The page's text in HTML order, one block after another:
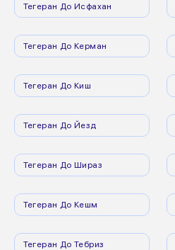
Тегеран До Исфахан
Тегеран До Керман
Тегеран До Киш
Тегеран До Йезд
Тегеран До Шираз
Тегеран До Кешм
Тегеран До Тебриз